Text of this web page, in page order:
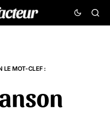
LE MOT-CLEF :